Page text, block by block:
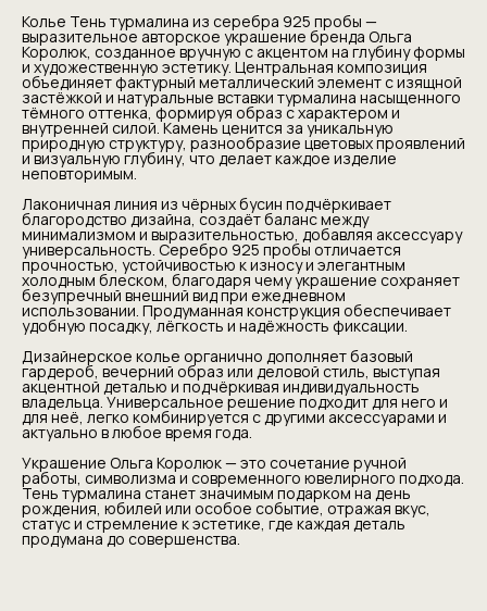
Колье Тень турмалина из серебра 925 пробы —
выразительное авторское украшение бренда Ольга
Королюк, созданное вручную с акцентом на глубину формы
и художественную эстетику. Центральная композиция
объединяет фактурный металлический элемент с изящной
застёжкой и натуральные вставки турмалина насыщенного
тёмного оттенка, формируя образ с характером и
внутренней силой. Камень ценится за уникальную
природную структуру, разнообразие цветовых проявлений
и визуальную глубину, что делает каждое изделие
неповторимым.
Лаконичная линия из чёрных бусин подчёркивает
благородство дизайна, создаёт баланс между
минимализмом и выразительностью, добавляя аксессуару
универсальность. Серебро 925 пробы отличается
прочностью, устойчивостью к износу и элегантным
холодным блеском, благодаря чему украшение сохраняет
безупречный внешний вид при ежедневном
использовании. Продуманная конструкция обеспечивает
удобную посадку, лёгкость и надёжность фиксации.
Дизайнерское колье органично дополняет базовый
гардероб, вечерний образ или деловой стиль, выступая
акцентной деталью и подчёркивая индивидуальность
владельца. Универсальное решение подходит для него и
для неё, легко комбинируется с другими аксессуарами и
актуально в любое время года.
Украшение Ольга Королюк — это сочетание ручной
работы, символизма и современного ювелирного подхода.
Тень турмалина станет значимым подарком на день
рождения, юбилей или особое событие, отражая вкус,
статус и стремление к эстетике, где каждая деталь
продумана до совершенства.